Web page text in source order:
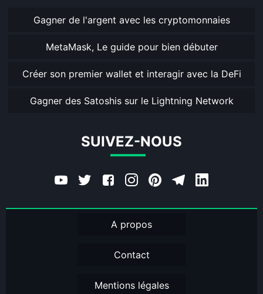
Gagner de l'argent avec les cryptomonnaies
MetaMask, Le guide pour bien débuter
Créer son premier wallet et interagir avec la DeFi
Gagner des Satoshis sur le Lightning Network
SUIVEZ-NOUS
A propos
Contact
Mentions légales